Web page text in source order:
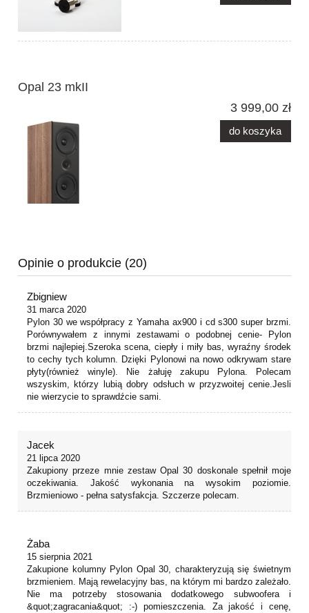
Opal 23 mkII
3 999,00 zł
do koszyka
Opinie o produkcie (20)
Zbigniew
31 marca 2020
Pylon 30 we współpracy z Yamaha ax900 i cd s300 super brzmi.
Porównywałem z innymi zestawami o podobnej cenie- Pylon
brzmi najlepiej.Szeroka scena, ciepły i miły bas, wyraźny środek
to cechy tych kolumn. Dzięki Pylonowi na nowo odkrywam stare
płyty(również winyle). Nie żałuję zakupu Pylona. Polecam
wszyskim, którzy lubią dobry odsłuch w przyzwoitej cenie.Jesli
nie wierzycie to sprawdźcie sami.
Jacek
21 lipca 2020
Zakupiony przeze mnie zestaw Opal 30 doskonale spełnił moje
oczekiwania. Jakość wykonania na wysokim poziomie.
Brzmieniowo - pełna satysfakcja. Szczerze polecam.
Żaba
15 sierpnia 2021
Zakupione kolumny Pylon Opal 30, charakteryzują się świetnym
brzmieniem. Mają rewelacyjny bas, na którym mi bardzo zależało.
Nie ma potrzeby stosowania dodatkowego subwoofera i
&quot;zagracania&quot; :-) pomieszczenia. Za jakość i cenę,